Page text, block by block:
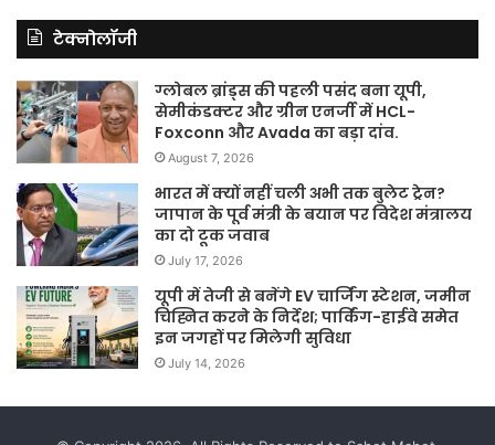
टेक्नोलॉजी
ग्लोबल ब्रांड्स की पहली पसंद बना यूपी,
सेमीकंडक्टर और ग्रीन एनर्जी में HCL-
Foxconn और Avada का बड़ा दांव.
August 7, 2026
भारत में क्यों नहीं चली अभी तक बुलेट ट्रेन?
जापान के पूर्व मंत्री के बयान पर विदेश मंत्रालय
का दो टूक जवाब
July 17, 2026
यूपी में तेजी से बनेंगे EV चार्जिंग स्टेशन, जमीन
चिह्नित करने के निर्देश; पार्किंग-हाईवे समेत
इन जगहों पर मिलेगी सुविधा
July 14, 2026